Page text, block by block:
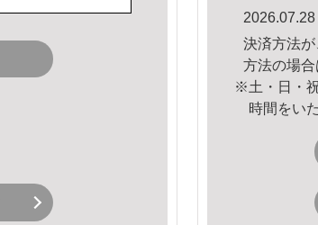
2026.07.28
決済方法
方法の場合
※土・日・
時間をい